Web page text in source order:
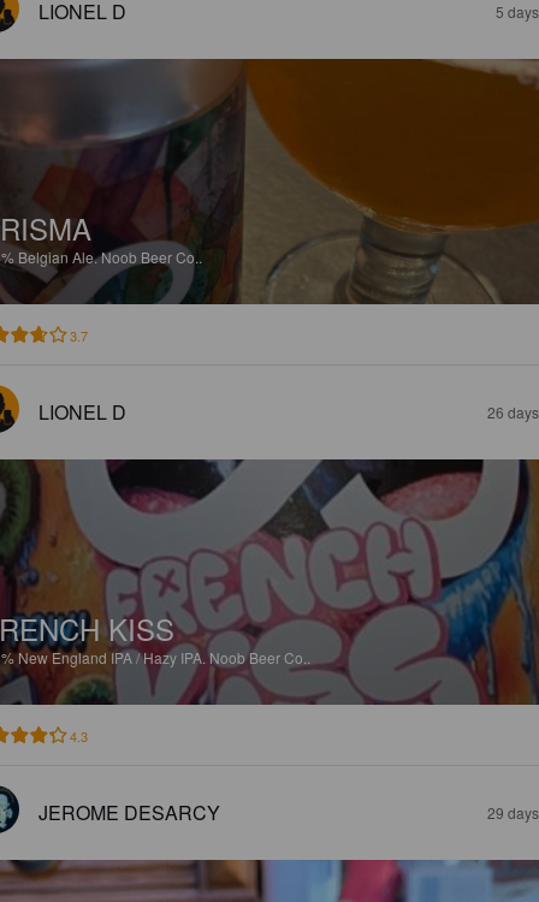
LIONEL D 5
Belgian Ale.Noob Beer Co..
3.7
LIONEL D 26
KISS
New England IPA / Hazy IPA.Noob Beer Co..
4.3
JEROME DESARCY 29